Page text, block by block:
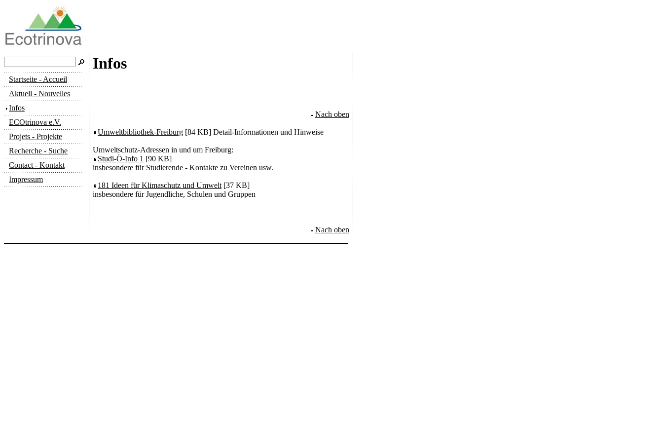
Startseite - Accueil
Aktuell - Nouvelles
Infos
ECOtrinova e.V.
Projets - Projekte
Recherche - Suche
Contact - Kontakt
Impressum
Infos
Nach oben
Umweltbibliothek-Freiburg [84 KB] Detail-Informationen und Hinweise
Umweltschutz-Adressen in und um Freiburg:
Studi-Ö-Info 1 [90 KB]
insbesondere für Studierende - Kontakte zu Vereinen usw.
181 Ideen für Klimaschutz und Umwelt [37 KB]
insbesondere für Jugendliche, Schulen und Gruppen
Nach oben